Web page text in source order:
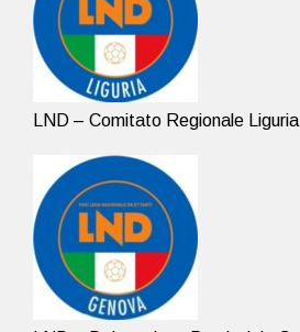
LND – Comitato Regionale Liguria